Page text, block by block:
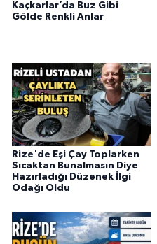
Kaçkarlar’da Buz Gibi
Gölde Renkli Anlar
Rize'de Eşi Çay Toplarken
Sıcaktan Bunalmasın Diye
Hazırladığı Düzenek İlgi
Odağı Oldu